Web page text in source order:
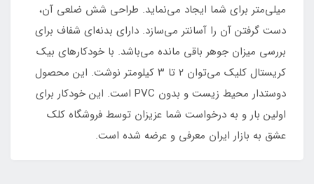
میلی‌متر برای شما ایجاد می‌نماید. طراحی شش ضلعی آن،
دست گرفتن آن را آسانتر می‌سازد. دارای بدنه‌ای شفاف برای
بررسی میزان جوهر باقی مانده می‌باشد. با خودکارهای بیک
کریستال کلیک می‌توان ۲ تا ۳ کیلومتر نوشت. این محصول
دوستدار محیط زیست و بدون PVC است. این خودکار برای
اولین بار و به درخواست شما عزیزان توسط فروشگاه کلک
عشق به بازار ایران معرفی و عرضه شده است.